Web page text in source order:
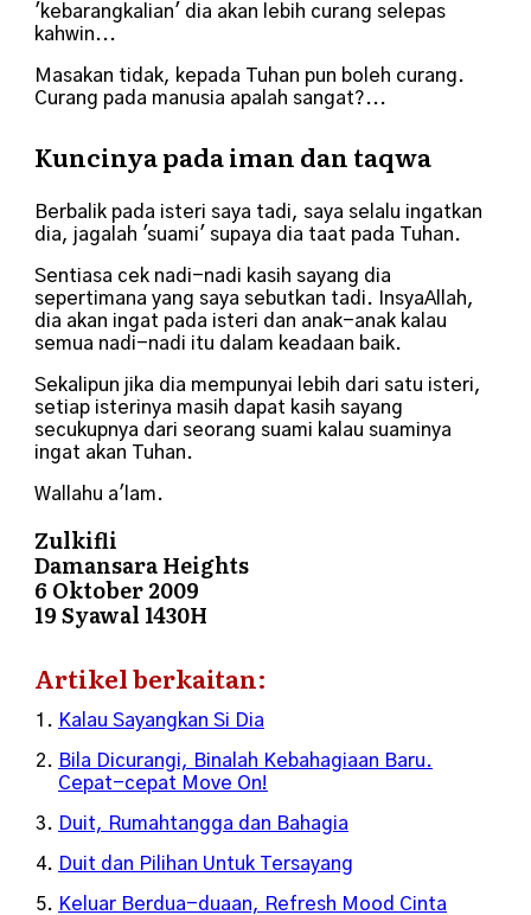
'kebarangkalian' dia akan lebih curang selepas
kahwin...
Masakan tidak, kepada Tuhan pun boleh curang.
Curang pada manusia apalah sangat?...
Kuncinya pada iman dan taqwa
Berbalik pada isteri saya tadi, saya selalu ingatkan
dia, jagalah 'suami' supaya dia taat pada Tuhan.
Sentiasa cek nadi-nadi kasih sayang dia
sepertimana yang saya sebutkan tadi. InsyaAllah,
dia akan ingat pada isteri dan anak-anak kalau
semua nadi-nadi itu dalam keadaan baik.
Sekalipun jika dia mempunyai lebih dari satu isteri,
setiap isterinya masih dapat kasih sayang
secukupnya dari seorang suami kalau suaminya
ingat akan Tuhan.
Wallahu a'lam.
Zulkifli
Damansara Heights
6 Oktober 2009
19 Syawal 1430H
Artikel berkaitan:
Kalau Sayangkan Si Dia
Bila Dicurangi, Binalah Kebahagiaan Baru.
Cepat-cepat Move On!
Duit, Rumahtangga dan Bahagia
Duit dan Pilihan Untuk Tersayang
Keluar Berdua-duaan, Refresh Mood Cinta